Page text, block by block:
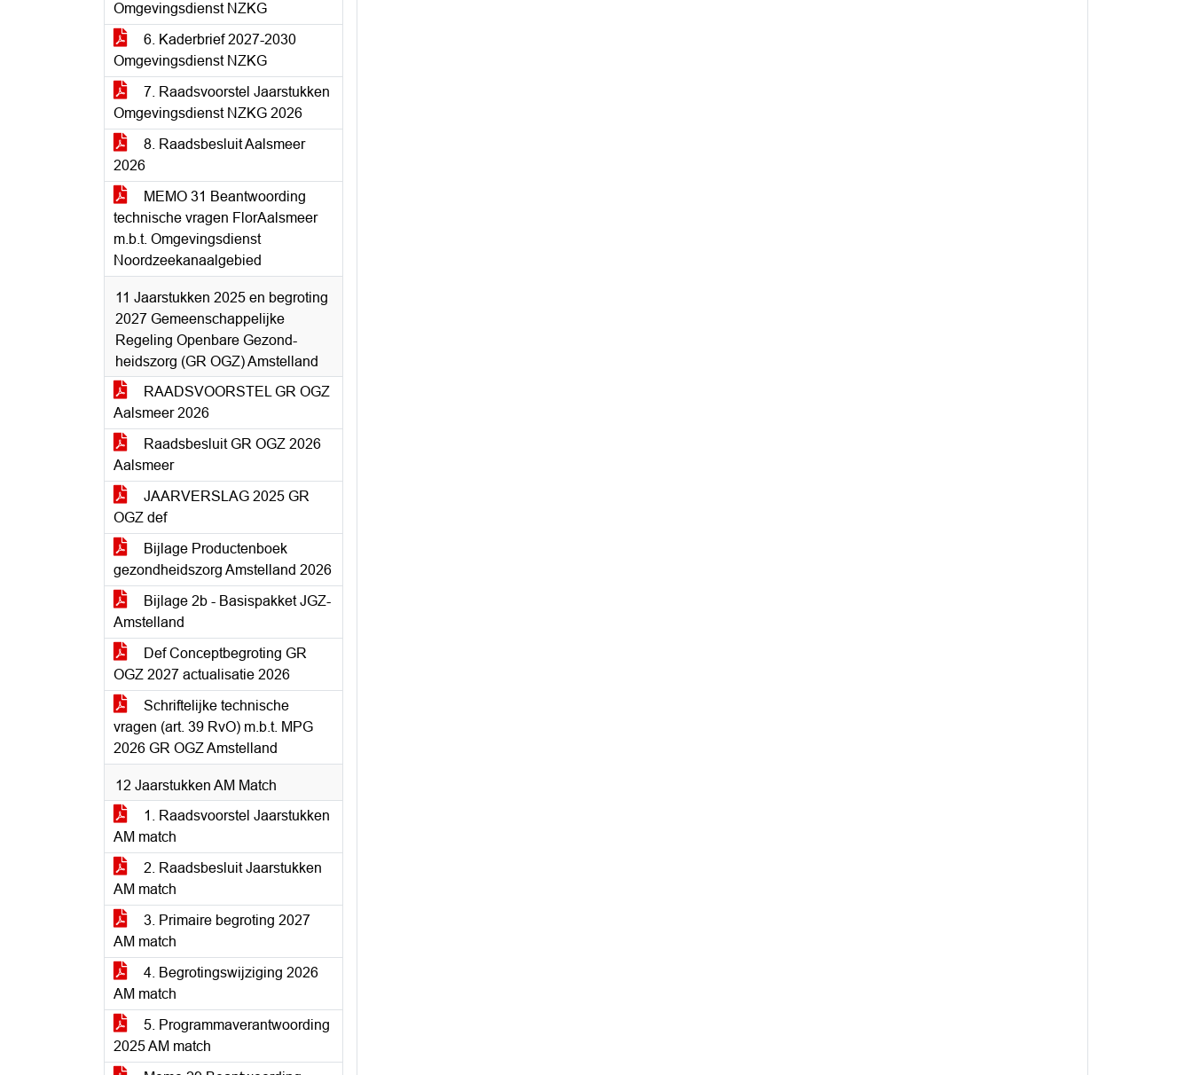
Omgevingsdienst NZKG
6. Kaderbrief 2027-2030
Omgevingsdienst NZKG
7. Raadsvoorstel Jaarstukken
Omgevingsdienst NZKG 2026
8. Raadsbesluit Aalsmeer
2026
MEMO 31 Beantwoording
technische vragen FlorAalsmeer
m.b.t. Omgevingsdienst
Noordzeekanaalgebied
11 Jaarstukken 2025 en begroting
2027 Gemeenschappelijke
Regeling Openbare Gezond-
heidszorg (GR OGZ) Amstelland
RAADSVOORSTEL GR OGZ
Aalsmeer 2026
Raadsbesluit GR OGZ 2026
Aalsmeer
JAARVERSLAG 2025 GR
OGZ def
Bijlage Productenboek
gezondheidszorg Amstelland 2026
Bijlage 2b - Basispakket JGZ-
Amstelland
Def Conceptbegroting GR
OGZ 2027 actualisatie 2026
Schriftelijke technische
vragen (art. 39 RvO) m.b.t. MPG
2026 GR OGZ Amstelland
12 Jaarstukken AM Match
1. Raadsvoorstel Jaarstukken
AM match
2. Raadsbesluit Jaarstukken
AM match
3. Primaire begroting 2027
AM match
4. Begrotingswijziging 2026
AM match
5. Programmaverantwoording
2025 AM match